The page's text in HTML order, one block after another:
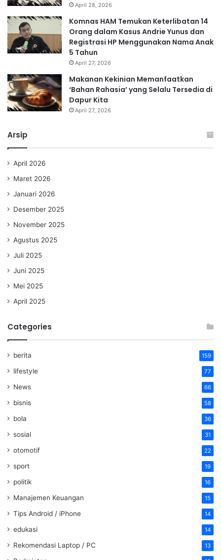
April 28, 2026
Komnas HAM Temukan Keterlibatan 14
Orang dalam Kasus Andrie Yunus dan
Registrasi HP Menggunakan Nama Anak
5 Tahun
April 27, 2026
Makanan Kekinian Memanfaatkan
‘Bahan Rahasia’ yang Selalu Tersedia di
Dapur Kita
April 27, 2026
Arsip
April 2026
Maret 2026
Januari 2026
Desember 2025
November 2025
Agustus 2025
Juli 2025
Juni 2025
Mei 2025
April 2025
Categories
berita 159
lifestyle 77
News 66
bisnis 58
bola 36
sosial 31
otomotif 22
sport 19
politik 16
Manajemen Keuangan 15
Tips Android / iPhone 14
edukasi 14
Rekomendasi Laptop / PC 13